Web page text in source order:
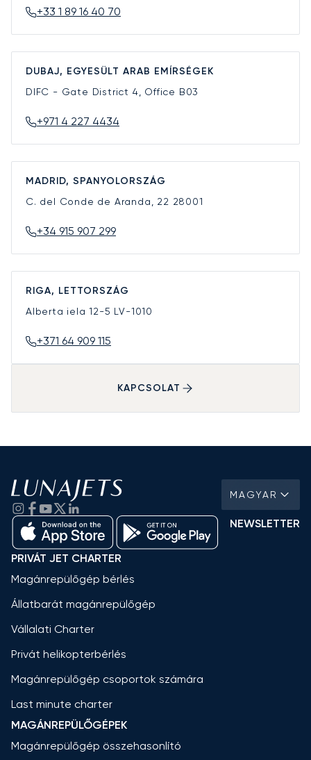
+33 1 89 16 40 70
DUBAJ, EGYESÜLT ARAB EMÍRSÉGEK
DIFC - Gate District 4, Office B03
+971 4 227 4434
MADRID, SPANYOLORSZÁG
C. del Conde de Aranda, 22 28001
+34 915 907 299
RIGA, LETTORSZÁG
Alberta iela 12-5 LV-1010
+371 64 909 115
KAPCSOLAT
MAGYAR
NEWSLETTER
PRIVÁT JET CHARTER
Magánrepülőgép bérlés
Állatbarát magánrepülőgép
Vállalati Charter
Privát helikopterbérlés
Magánrepülőgép csoportok számára
Last minute charter
MAGÁNREPÜLŐGÉPEK
Magánrepülőgép összehasonlító